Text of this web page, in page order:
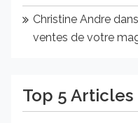
Christine Andre dans
ventes de votre
Top 5 Articles